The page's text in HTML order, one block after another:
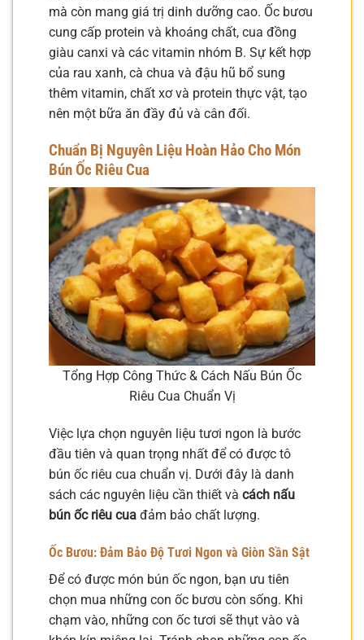
mà còn mang giá trị dinh dưỡng cao. Ốc bươu
cung cấp protein và khoáng chất, cua đồng
giàu canxi và các vitamin nhóm B. Sự kết hợp
của rau xanh, cà chua và đậu hũ bổ sung
thêm vitamin, chất xơ và protein thực vật, tạo
nên một bữa ăn đầy đủ và cân đối.
Chuẩn Bị Nguyên Liệu Hoàn Hảo Cho Món
Bún Ốc Riêu Cua
Tổng Hợp Công Thức & Cách Nấu Bún Ốc
Riêu Cua Chuẩn Vị
Việc lựa chọn nguyên liệu tươi ngon là bước
đầu tiên và quan trọng nhất để có được tô
bún ốc riêu cua chuẩn vị. Dưới đây là danh
sách các nguyên liệu cần thiết và cách nấu
bún ốc riêu cua đảm bảo chất lượng.
Ốc Bươu: Đảm Bảo Độ Tươi Ngon và Giòn Sần Sật
Để có được món bún ốc ngon, bạn ưu tiên
chọn mua những con ốc bươu còn sống. Khi
chạm vào, những con ốc tươi sẽ thụt vào và